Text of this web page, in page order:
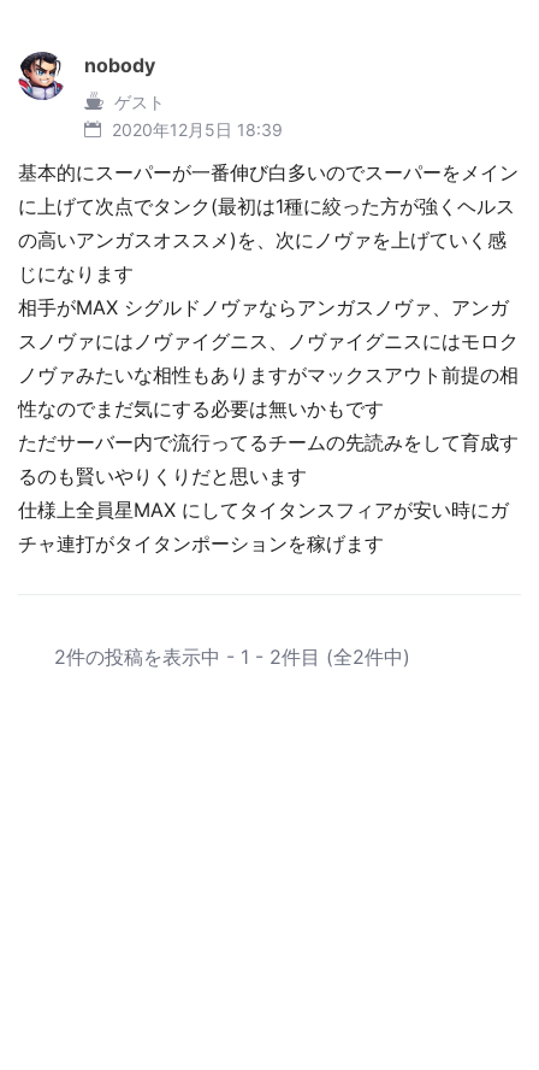
nobody
ゲスト
2020年12月5日 18:39
基本的にスーパーが一番伸び白多いのでスーパーをメイン
に上げて次点でタンク(最初は1種に絞った方が強くヘルス
の高いアンガスオススメ)を、次にノヴァを上げていく感
じになります
相手がMAX シグルドノヴァならアンガスノヴァ、アンガ
スノヴァにはノヴァイグニス、ノヴァイグニスにはモロク
ノヴァみたいな相性もありますがマックスアウト前提の相
性なのでまだ気にする必要は無いかもです
ただサーバー内で流行ってるチームの先読みをして育成す
るのも賢いやりくりだと思います
仕様上全員星MAX にしてタイタンスフィアが安い時にガ
チャ連打がタイタンポーションを稼げます
2件の投稿を表示中 - 1 - 2件目 (全2件中)